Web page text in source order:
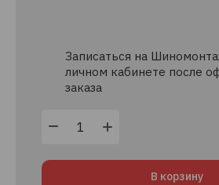
Записаться на
личном кабинете после
заказа
В корзину